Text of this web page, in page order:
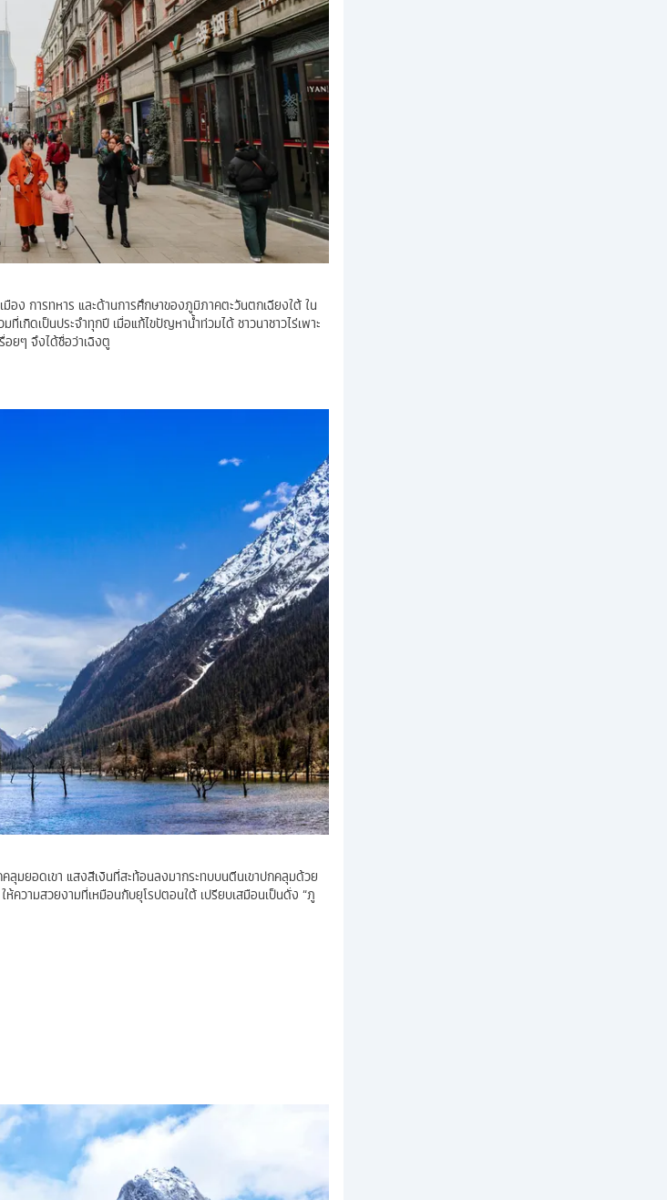
ง การทหาร และด้านการศึกษาของภูมิภาคตะวันตกเฉียงใต้ ใน
กิดเป็นประจำทุกปี เมื่อแก้ไขปัญหาน้ำท่วมได้ ชาวนาชาวไร่เพาะ
ยๆ จึงได้ชื่อว่าเฉิงตู
มยอดเขา แสงสีเงินที่สะท้อนลงมากระทบบนตีนเขาปกคลุมด้วย
วามสวยงามที่เหมือนกับยุโรปตอนใต้ เปรียบเสมือนเป็นดั่ง “ภู